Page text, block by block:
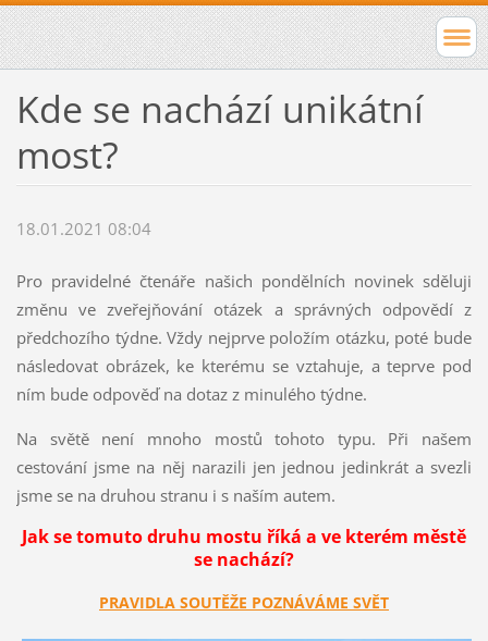
Kde se nachází unikátní
most?
18.01.2021 08:04
Pro pravidelné čtenáře našich pondělních novinek sděluji
změnu ve zveřejňování otázek a správných odpovědí z
předchozího týdne. Vždy nejprve položím otázku, poté bude
následovat obrázek, ke kterému se vztahuje, a teprve pod
ním bude odpověď na dotaz z minulého týdne.
Na světě není mnoho mostů tohoto typu. Při našem
cestování jsme na něj narazili jen jednou jedinkrát a svezli
jsme se na druhou stranu i s naším autem.
Jak se tomuto druhu mostu říká a ve kterém městě
se nachází?
PRAVIDLA SOUTĚŽE POZNÁVÁME SVĚT